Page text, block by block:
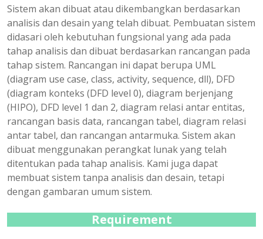
Sistem akan dibuat atau dikembangkan berdasarkan
analisis dan desain yang telah dibuat. Pembuatan sistem
didasari oleh kebutuhan fungsional yang ada pada
tahap analisis dan dibuat berdasarkan rancangan pada
tahap sistem. Rancangan ini dapat berupa UML
(diagram use case, class, activity, sequence, dll), DFD
(diagram konteks (DFD level 0), diagram berjenjang
(HIPO), DFD level 1 dan 2, diagram relasi antar entitas,
rancangan basis data, rancangan tabel, diagram relasi
antar tabel, dan rancangan antarmuka. Sistem akan
dibuat menggunakan perangkat lunak yang telah
ditentukan pada tahap analisis. Kami juga dapat
membuat sistem tanpa analisis dan desain, tetapi
dengan gambaran umum sistem.
Requirement